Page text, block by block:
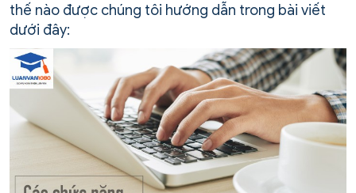
thế nào được chúng tôi hướng dẫn trong bài viết
dưới đây: